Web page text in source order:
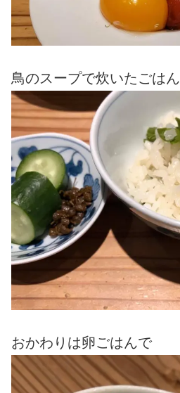
鳥のスープで炊いたごはん
おかわりは卵ごはんで